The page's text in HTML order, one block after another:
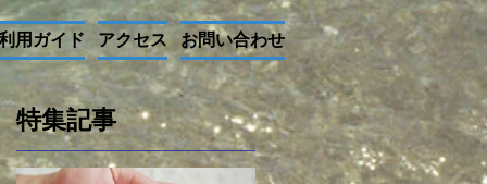
用ガイド アクセス お問い合わせ
特集記事